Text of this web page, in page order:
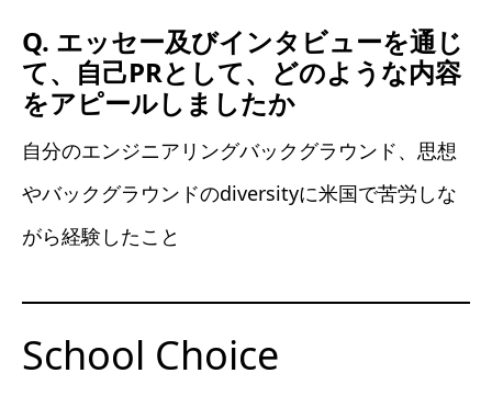
Q. エッセー及びインタビューを通じ
て、自己PRとして、どのような内容
をアピールしましたか
自分のエンジニアリングバックグラウンド、思想
やバックグラウンドのdiversityに米国で苦労しな
がら経験したこと
School Choice